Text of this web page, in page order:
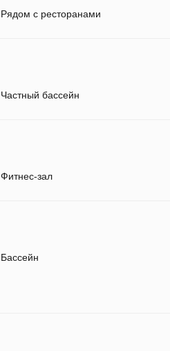
Рядом с ресторанами
Частный бассейн
Фитнес-зал
Бассейн